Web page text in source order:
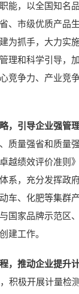
能，以全国知名
、市级优质产品
为抓手，大力实
理和科学引导，
竞争力、产业竞
，引导企业强管
质量强省和质量
越绩效评价准则
系，充分发挥政
车、化肥等集群
国家品牌示范区
建工作。
，推动企业提升
积极开展计量检